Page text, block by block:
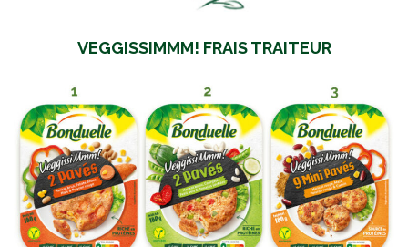
VEGGISSIMMM! FRAIS TRAITEUR